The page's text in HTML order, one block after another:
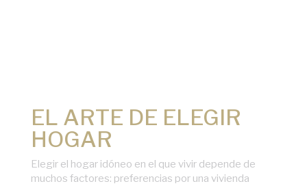
EL ARTE DE ELEGIR
HOGAR
Elegir el hogar idóneo en el que vivir depende de
muchos factores: preferencias por una vivienda